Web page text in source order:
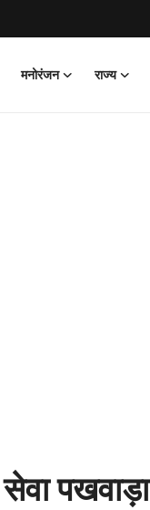
मनोरंजन राज्य
पखवाड़ा